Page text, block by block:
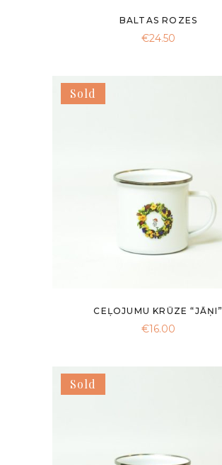
BALTAS ROZES
€24.50
Sold
CEĻOJUMU KRŪZE “JĀŅI”
€16.00
Sold